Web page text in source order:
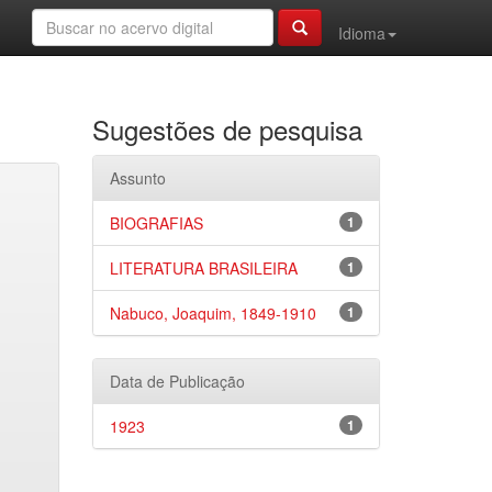
Idioma
Sugestões de pesquisa
Assunto
1
BIOGRAFIAS
1
LITERATURA BRASILEIRA
1
Nabuco, Joaquim, 1849-1910
Data de Publicação
1
1923